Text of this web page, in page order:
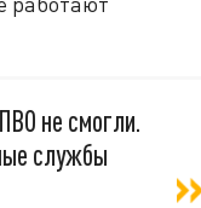
не смогли.
службы